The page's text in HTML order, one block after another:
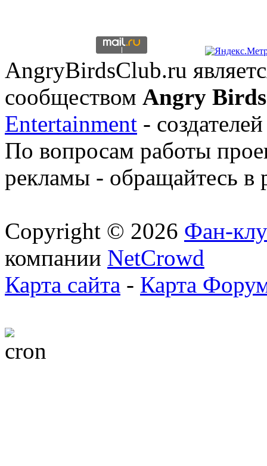
AngryBirdsClub.ru
сообществом Angry Birds
Entertainment -
По вопросам работы
рекламы - обращайтесь в
Copyright © 2026 Фан-
компании NetCrowd
Карта сайта - Карта